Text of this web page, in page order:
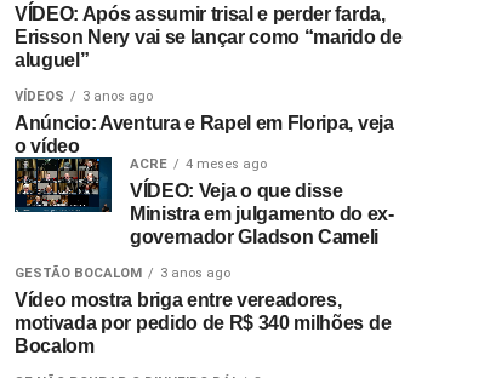
VÍDEO: Após assumir trisal e perder farda,
Erisson Nery vai se lançar como “marido de
aluguel”
VÍDEOS 3 anos ago
Anúncio: Aventura e Rapel em Floripa, veja
o vídeo
ACRE 4 meses ago
VÍDEO: Veja o que disse
Ministra em julgamento do ex-
governador Gladson Cameli
GESTÃO BOCALOM 3 anos ago
Vídeo mostra briga entre vereadores,
motivada por pedido de R$ 340 milhões de
Bocalom